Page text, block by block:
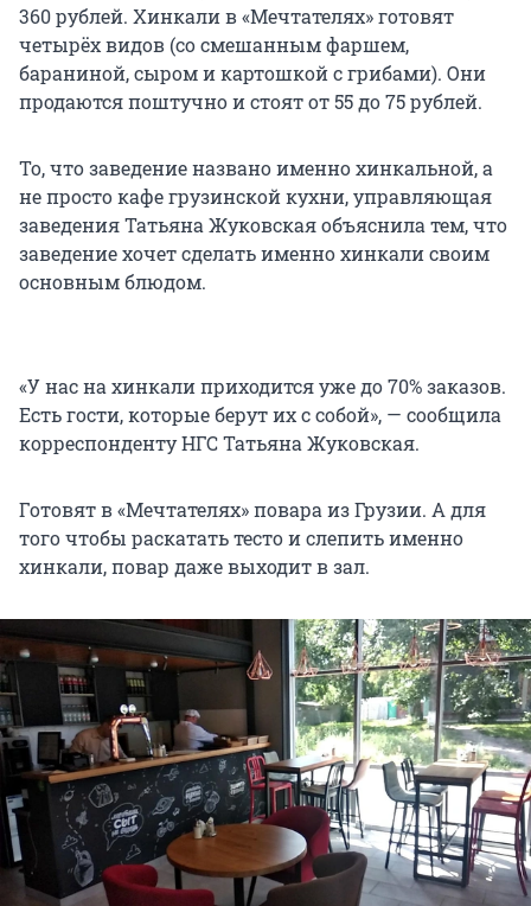
360 рублей. Хинкали в «Мечтателях» готовят
четырёх видов (со смешанным фаршем,
бараниной, сыром и картошкой с грибами). Они
продаются поштучно и стоят от 55 до 75 рублей.
То, что заведение названо именно хинкальной, а
не просто кафе грузинской кухни, управляющая
заведения Татьяна Жуковская объяснила тем, что
заведение хочет сделать именно хинкали своим
основным блюдом.
«У нас на хинкали приходится уже до 70% заказов.
Есть гости, которые берут их с собой», — сообщила
корреспонденту НГС Татьяна Жуковская.
Готовят в «Мечтателях» повара из Грузии. А для
того чтобы раскатать тесто и слепить именно
хинкали, повар даже выходит в зал.